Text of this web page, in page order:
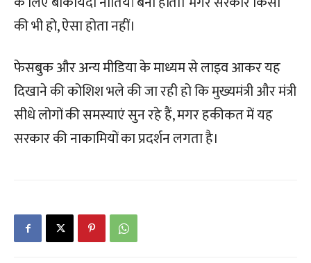
की भी हो, ऐसा होता नहीं।
फेसबुक और अन्य मीडिया के माध्यम से लाइव आकर यह
दिखाने की कोशिश भले की जा रही हो कि मुख्यमंत्री और मंत्री
सीधे लोगों की समस्याएं सुन रहे हैं, मगर हकीकत में यह
सरकार की नाकामियों का प्रदर्शन लगता है।